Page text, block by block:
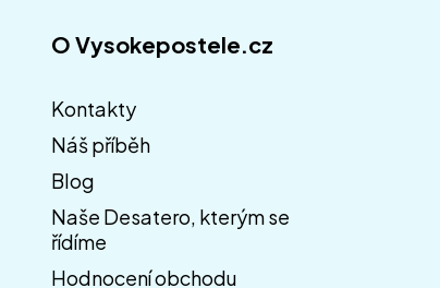
O Vysokepostele.cz
Kontakty
Náš příběh
Blog
Naše Desatero, kterým se
řídíme
Hodnocení obchodu